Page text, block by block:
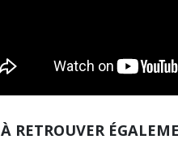
À RETROUVER